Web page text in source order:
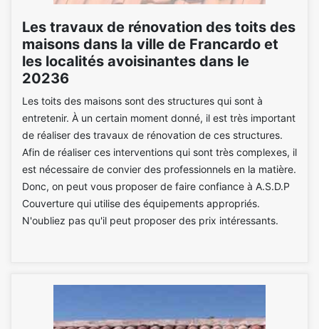
Les travaux de rénovation des toits des
maisons dans la ville de Francardo et
les localités avoisinantes dans le
20236
Les toits des maisons sont des structures qui sont à
entretenir. À un certain moment donné, il est très important
de réaliser des travaux de rénovation de ces structures.
Afin de réaliser ces interventions qui sont très complexes, il
est nécessaire de convier des professionnels en la matière.
Donc, on peut vous proposer de faire confiance à A.S.D.P
Couverture qui utilise des équipements appropriés.
N'oubliez pas qu'il peut proposer des prix intéressants.